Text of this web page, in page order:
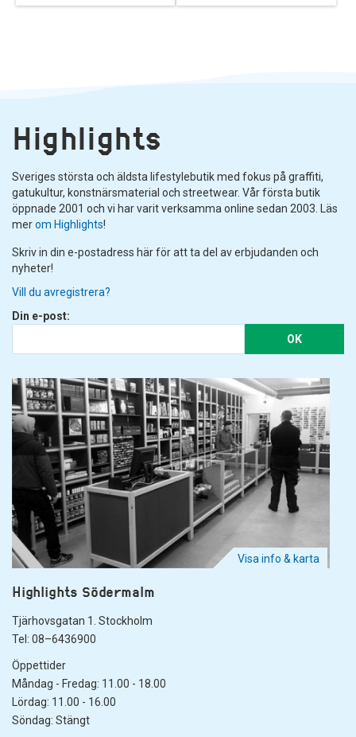
Highlights
Sveriges största och äldsta lifestylebutik med fokus på graffiti,
gatukultur, konstnärsmaterial och streetwear. Vår första butik
öppnade 2001 och vi har varit verksamma online sedan 2003. Läs
merom Highlights!
Skriv in din e-postadress här för att ta del av erbjudanden och
nyheter!
Vill du avregistrera?
Din e-post:
OK
Visa info & karta
Highlights Södermalm
Tjärhovsgatan 1. Stockholm
Tel: 08–6436900
Öppettider
Måndag - Fredag: 11.00 - 18.00
Lördag: 11.00 - 16.00
Söndag: Stängt